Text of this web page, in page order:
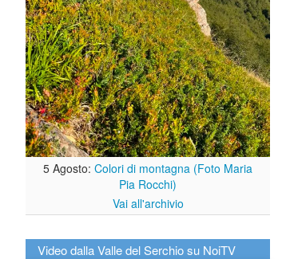
5 Agosto: Colori di montagna (Foto Maria
Pia Rocchi)
Vai all'archivio
Video dalla Valle del Serchio su NoiTV